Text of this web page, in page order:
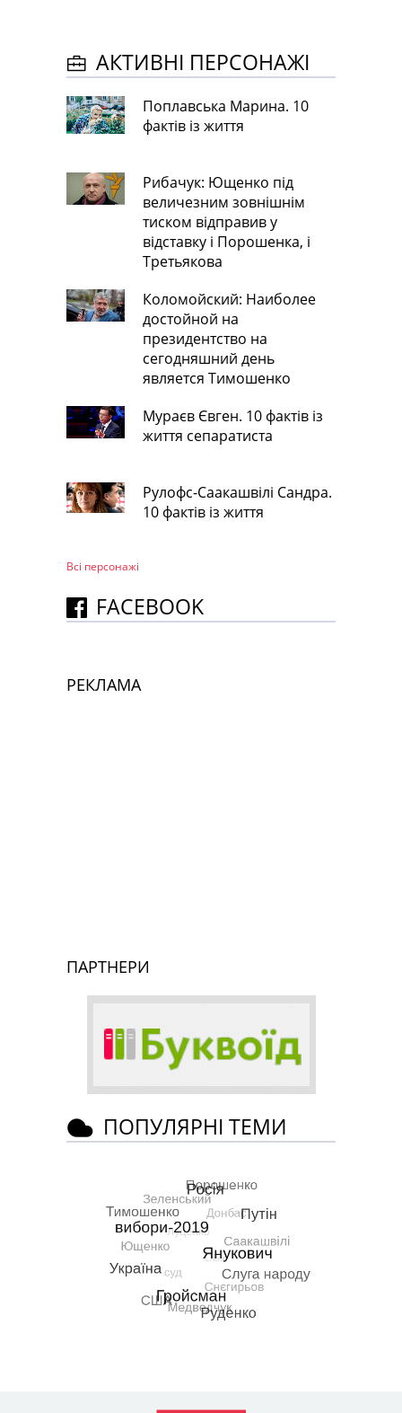
АКТИВНІ ПЕРСОНАЖІ
Поплавська Марина. 10
фактів із життя
Рибачук: Ющенко під
величезним зовнішнім
тиском відправив у
відставку і Порошенка, і
Третьякова
Коломойский: Наиболее
достойной на
президентство на
сегодняшний день
является Тимошенко
Мураєв Євген. 10 фактів із
життя сепаратиста
Рулофс-Саакашвілі Сандра.
10 фактів із життя
Всі персонажi
FACEBOOK
РЕКЛАМА
ПАРТНЕРИ
ПОПУЛЯРНІ ТЕМИ